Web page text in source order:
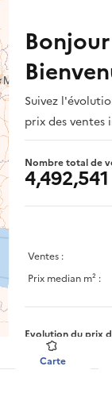
Carte
Suivez
prix des ventes
Nombre total de
4,492,541
Ventes :
Prix median m² :
Evolution du prix
Images aériennes ©